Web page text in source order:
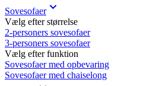
Sovesofaer
Vælg efter størrelse
2-personers sovesofaer
3-personers sovesofaer
Vælg efter funktion
Sovesofaer med opbevaring
Sovesofaer med chaiselong